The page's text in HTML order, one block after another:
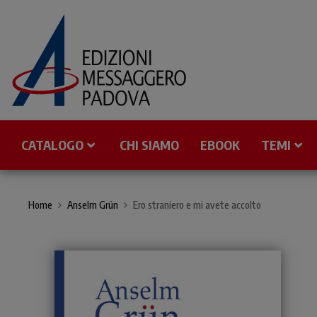
CATALOGO CHI SIAMO EBOOK TEMI
Home Anselm Grün Ero straniero e mi avete accolto